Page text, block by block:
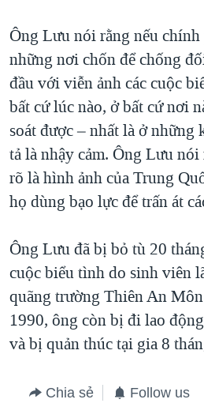
Ông Lưu nói rằng nếu
những nơi chốn để chống
đầu với viễn ảnh các cuộc
bất cứ lúc nào, ở bất cứ nơi
soát được – nhất là ở những
tả là nhậy cảm. Ông Lưu
rõ là hình ảnh của Trung
họ dùng bạo lực để trấn át
Ông Lưu đã bị bỏ tù 20
cuộc biểu tình do sinh viên
quãng trường Thiên An
1990, ông còn bị đi lao
và bị quản thúc tại gia 8
Chia sẻ Follow us